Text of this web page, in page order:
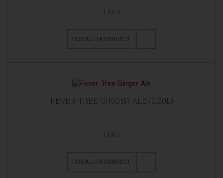
1,66 €
DODAJ U KOŠARICU
FEVER-TREE GINGER ALE (0,20L)
1,66 €
DODAJ U KOŠARICU